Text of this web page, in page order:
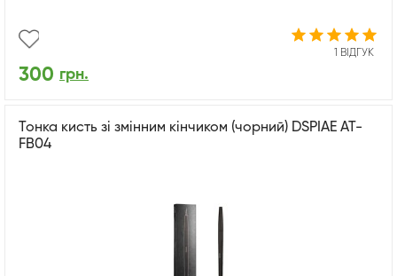
1 ВІДГУК
300 грн.
Тонка кисть зі змінним кінчиком (чорний) DSPIAE AT-
FB04